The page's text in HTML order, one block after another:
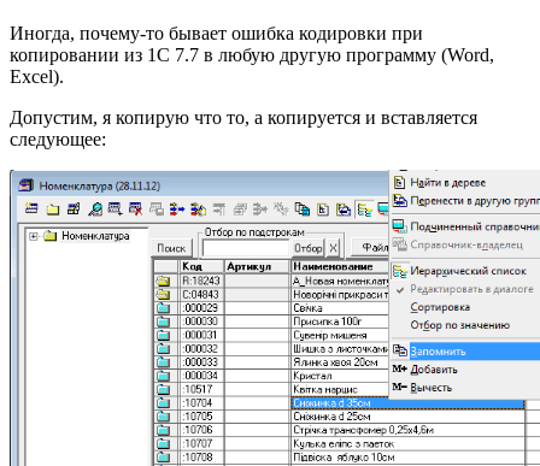
Иногда, почему-то бывает ошибка кодировки при
копировании из 1С 7.7 в любую другую программу (Word,
Excel).
Допустим, я копирую что то, а копируется и вставляется
следующее: